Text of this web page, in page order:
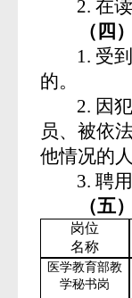
2. 在
（四
1. 受
的。
2. 因
员、被依
他情况的
3. 聘
（五
岗位
名称
医学教育部教
学秘书岗